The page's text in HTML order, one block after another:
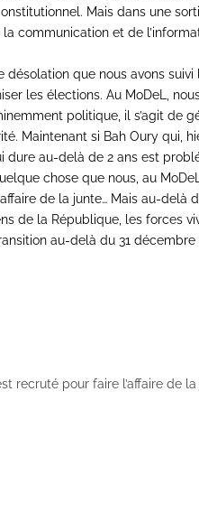
Mais dans une
communication et de
désolation que nous avons
les élections. Au MoDeL,
politique, il s’agit de
Maintenant si Bah Oury qui,
au-delà de 2 ans est
chose que nous, au
de la junte… Mais au-delà
de la République, les forces
au-delà du 31 décembre
recruté pour faire l’affaire de